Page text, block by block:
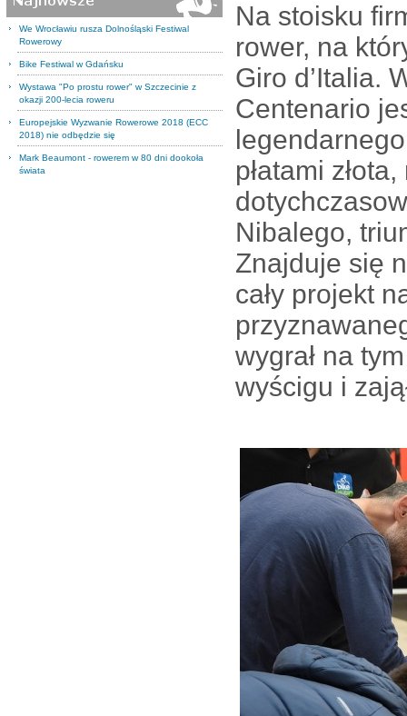
We Wrocławiu rusza Dolnośląski Festiwal
Rowerowy
Bike Festiwal w Gdańsku
Wystawa "Po prostu rower" w Szczecinie z
okazji 200-lecia roweru
Europejskie Wyzwanie Rowerowe 2018 (ECC
2018) nie odbędzie się
Mark Beaumont - rowerem w 80 dni dookoła
świata
Na stoisku
rower, na
Giro d’Italia.
Centenario
płatami
Nibalego,
Znajduje się
cały projekt
wygrał na
wyścigu i